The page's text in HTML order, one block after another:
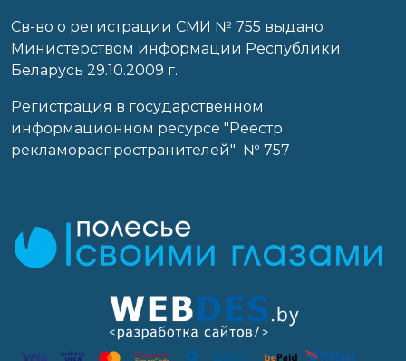
Св-во о регистрации СМИ № 755 выдано
Министерством информации Республики
Беларусь 29.10.2009 г.
Регистрация в государственном
информационном ресурсе "Реестр
рекламораспространителей" № 757